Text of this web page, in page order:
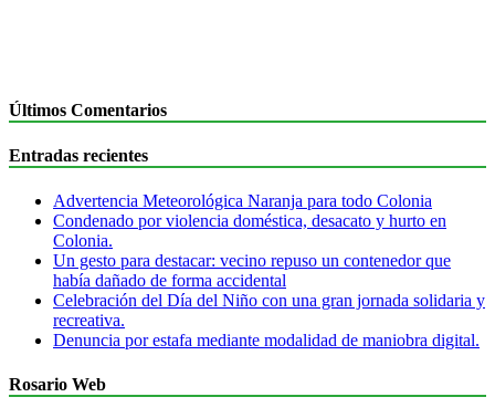
Últimos Comentarios
Entradas recientes
Advertencia Meteorológica Naranja para todo Colonia
Condenado por violencia doméstica, desacato y hurto en
Colonia.
Un gesto para destacar: vecino repuso un contenedor que
había dañado de forma accidental
Celebración del Día del Niño con una gran jornada solidaria y
recreativa.
Denuncia por estafa mediante modalidad de maniobra digital.
Rosario Web